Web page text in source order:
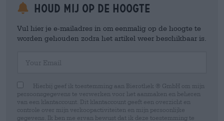
Houd mij op de hoogte
Vul hier je e-mailadres in om eenmalig op de hoogte te
worden gehouden zodra het artikel weer beschikbaar is.
Hierbij geef ik toestemming aan Bierothek ® GmbH om mijn
persoonsgegevens te verwerken voor het aanmaken en beheren
van een klantaccount. Dit klantaccount geeft een overzicht en
controle over mijn verkoopactiviteiten en mijn persoonlijke
gegevens. Ik ben me ervan bewust dat ik deze toestemming te